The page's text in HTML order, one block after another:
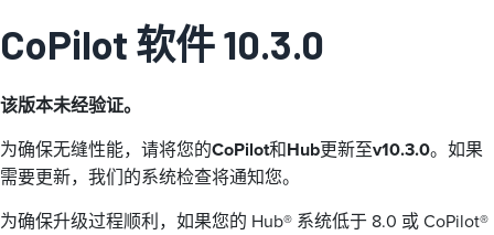
CoPilot 软件 10.3.0
该版本未经验证。
为确保无缝性能，请将您的CoPilot和Hub更新至v10.3.0。如果
需要更新，我们的系统检查将通知您。
为确保升级过程顺利，如果您的 Hub® 系统低于 8.0 或 CoPilot®